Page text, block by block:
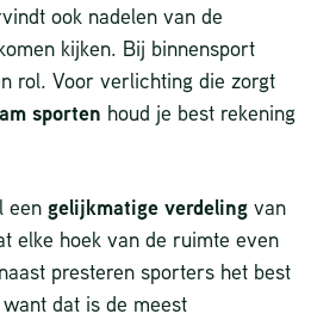
ook nadelen van de
kijken. Bij binnensport
rol. Voor verlichting die zorgt
sporten houd je best rekening
een gelijkmatige verdeling van
elke hoek van de ruimte even
presteren sporters het best
dat is de meest